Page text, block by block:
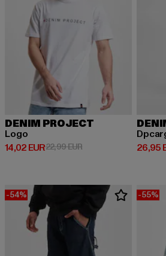
DENIM PROJECT
Logo
14,02 EUR
Derzeitiger Preis: 14,02 EUR
22,99 EURAktionspreis: 22,99
26,95
-54% -55%